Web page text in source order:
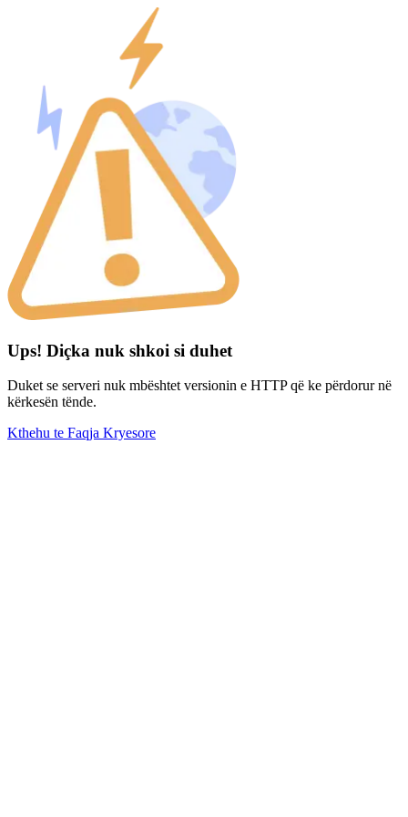
Ups! Diçka nuk shkoi si duhet
Duket se serveri nuk mbështet versionin e HTTP që ke përdorur në
kërkesën tënde.
Kthehu te Faqja Kryesore